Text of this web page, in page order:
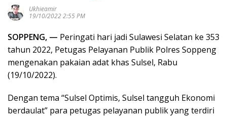
Ukhieamir
19/10/2022 2:55 PM
SOPPENG, — Peringati hari jadi Sulawesi Selatan ke 353
tahun 2022, Petugas Pelayanan Publik Polres Soppeng
mengenakan pakaian adat khas Sulsel, Rabu
(19/10/2022).
Dengan tema “Sulsel Optimis, Sulsel tangguh Ekonomi
berdaulat” para petugas pelayanan publik yang terdiri